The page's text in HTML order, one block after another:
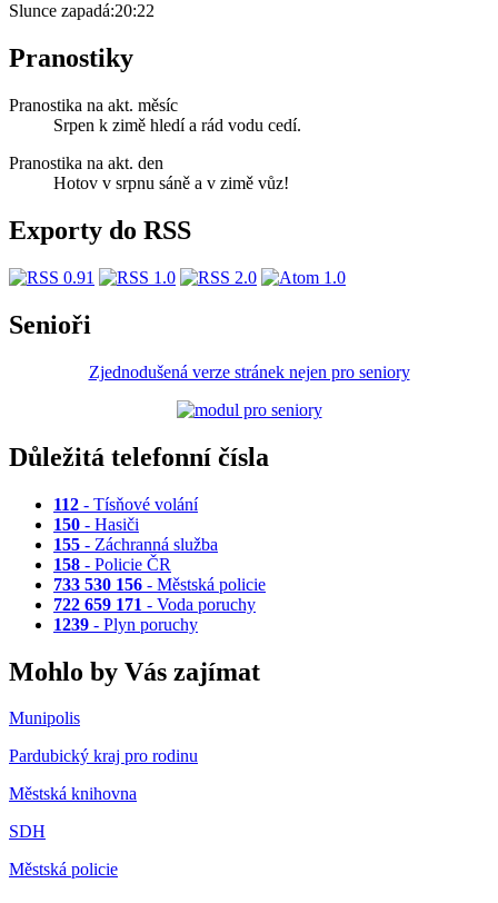
Slunce zapadá:20:22
Pranostiky
Pranostika na akt. měsíc
Srpen k zimě hledí a rád vodu cedí.
Pranostika na akt. den
Hotov v srpnu sáně a v zimě vůz!
Exporty do RSS
Senioři
Zjednodušená verze stránek nejen pro seniory
Důležitá telefonní čísla
112 - Tísňové volání
150 - Hasiči
155 - Záchranná služba
158 - Policie ČR
733 530 156 - Městská policie
722 659 171 - Voda poruchy
1239 - Plyn poruchy
Mohlo by Vás zajímat
Munipolis
Pardubický kraj pro rodinu
Městská knihovna
SDH
Městská policie